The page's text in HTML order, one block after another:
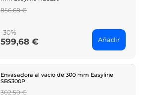
Regular
856,68 €
-30%
Price
599,68 € Añadir
Envasadora al vacío de 300 mm Easyline
SBS300P
Regular
302,50 €